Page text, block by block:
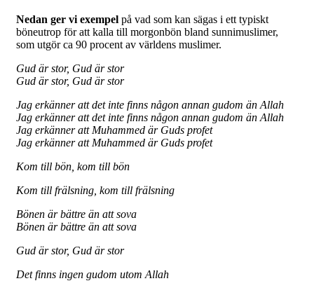
Nedan ger vi exempel på vad som kan sägas i ett typiskt
böneutrop för att kalla till morgonbön bland sunnimuslimer,
som utgör ca 90 procent av världens muslimer.
Gud är stor, Gud är stor
Gud är stor, Gud är stor
Jag erkänner att det inte finns någon annan gudom än Allah
Jag erkänner att det inte finns någon annan gudom än Allah
Jag erkänner att Muhammed är Guds profet
Jag erkänner att Muhammed är Guds profet
Kom till bön, kom till bön
Kom till frälsning, kom till frälsning
Bönen är bättre än att sova
Bönen är bättre än att sova
Gud är stor, Gud är stor
Det finns ingen gudom utom Allah